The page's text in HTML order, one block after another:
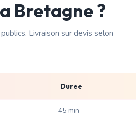
Bretagne?
Livraison sur devis selon
Duree
45 min